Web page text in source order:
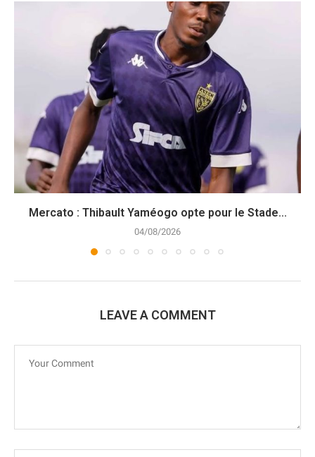
Mercato : Thibault Yaméogo opte pour le Stade...
04/08/2026
LEAVE A COMMENT